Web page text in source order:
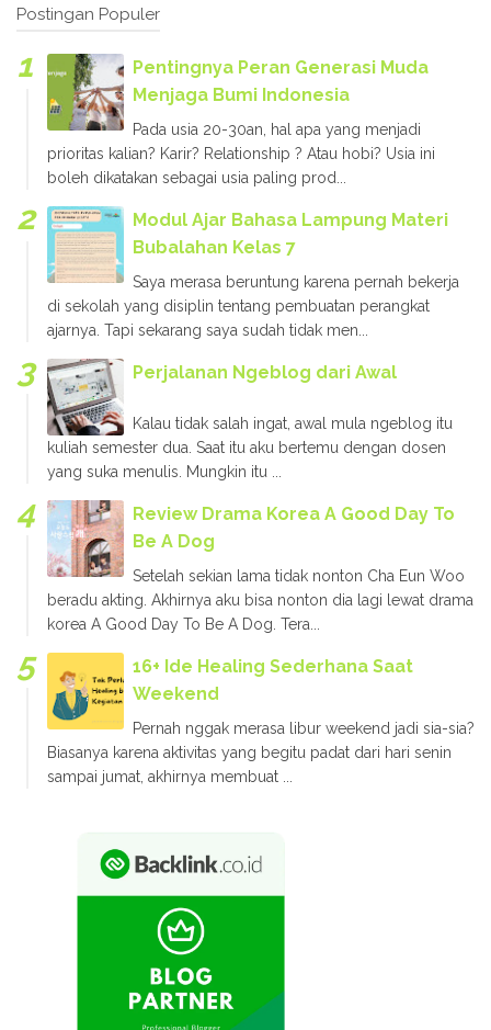
Postingan Populer
Pentingnya Peran Generasi Muda
Menjaga Bumi Indonesia
Pada usia 20-30an, hal apa yang menjadi
prioritas kalian? Karir? Relationship ? Atau hobi? Usia ini
boleh dikatakan sebagai usia paling prod...
Modul Ajar Bahasa Lampung Materi
Bubalahan Kelas 7
Saya merasa beruntung karena pernah bekerja
di sekolah yang disiplin tentang pembuatan perangkat
ajarnya. Tapi sekarang saya sudah tidak men...
Perjalanan Ngeblog dari Awal
Kalau tidak salah ingat, awal mula ngeblog itu
kuliah semester dua. Saat itu aku bertemu dengan dosen
yang suka menulis. Mungkin itu ...
Review Drama Korea A Good Day To
Be A Dog
Setelah sekian lama tidak nonton Cha Eun Woo
beradu akting. Akhirnya aku bisa nonton dia lagi lewat drama
korea A Good Day To Be A Dog. Tera...
16+ Ide Healing Sederhana Saat
Weekend
Pernah nggak merasa libur weekend jadi sia-sia?
Biasanya karena aktivitas yang begitu padat dari hari senin
sampai jumat, akhirnya membuat ...